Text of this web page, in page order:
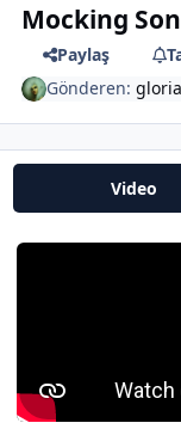
Mocking
Paylaş
Gönderen:gloria
Video